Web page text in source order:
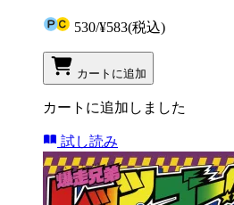
530/¥583(税込)
カートに追加
カートに追加しました
試し読み